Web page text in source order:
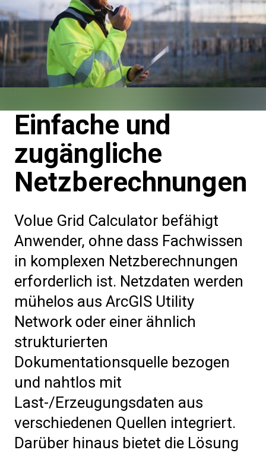
Einfache und
zugängliche
Netzberechnungen
Volue Grid Calculator befähigt
Anwender, ohne dass Fachwissen
in komplexen Netzberechnungen
erforderlich ist. Netzdaten werden
mühelos aus ArcGIS Utility
Network oder einer ähnlich
strukturierten
Dokumentationsquelle bezogen
und nahtlos mit
Last-/Erzeugungsdaten aus
verschiedenen Quellen integriert.
Darüber hinaus bietet die Lösung